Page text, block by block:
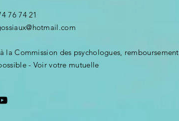
76 74 21
la Commission des psychologues, remboursement
- Voir votre mutuelle